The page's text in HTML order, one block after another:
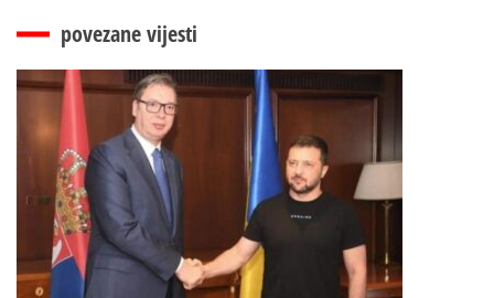
povezane vijesti